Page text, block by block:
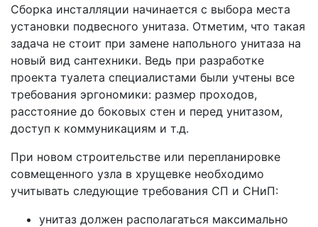
Сборка инсталляции начинается с выбора места
установки подвесного унитаза. Отметим, что такая
задача не стоит при замене напольного унитаза на
новый вид сантехники. Ведь при разработке
проекта туалета специалистами были учтены все
требования эргономики: размер проходов,
расстояние до боковых стен и перед унитазом,
доступ к коммуникациям и т.д.
При новом строительстве или перепланировке
совмещенного узла в хрущевке необходимо
учитывать следующие требования СП и СНиП:
унитаз должен располагаться максимально